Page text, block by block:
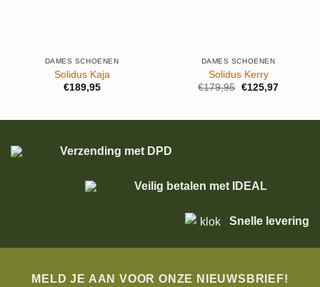
DAMES SCHOENEN
Solidus Kaja
€189,95
DAMES SCHOENEN
Solidus Kerry
€179,95 Oorspronkelijke
€125,97Huidige
Verzending met DPD
Veilig betalen met IDEAL
Snelle levering
MELD JE AAN VOOR ONZE NIEUWSBRIEF!